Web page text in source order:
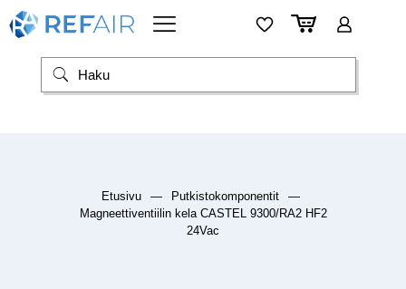
Etusivu — Putkistokomponentit
—
Magneettiventiilin kela CASTEL 9300/RA2 HF2
24Vac